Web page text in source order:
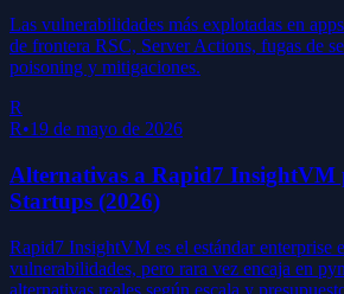
Las vulnerabilidades más explotadas en
de frontera RSC, Server Actions, fugas de
poisoning y mitigaciones.
R
R•19 de mayo de 2026
Alternativas a Rapid7 InsightVM
Startups (2026)
Rapid7 InsightVM es el estándar enterprise
vulnerabilidades, pero rara vez encaja en
alternativas reales según escala y